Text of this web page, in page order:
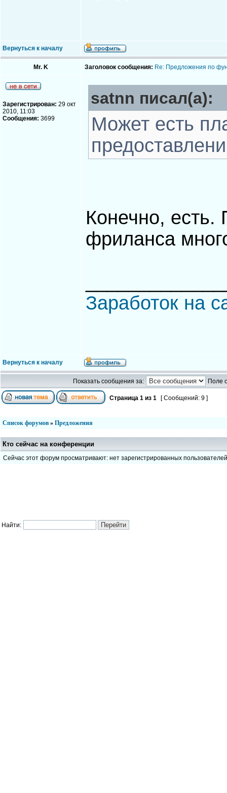
Вернуться к началу
Mr. K Заголовок сообщения: Re: Предложения по
Зарегистрирован: 29 окт
2010, 11:03
Сообщения: 3699
satnn писал(а):
Может есть
Конечно, есть.
фриланса
Заработок на
Вернуться к началу
Показать сообщения за: Поле
Страница 1 из 1 [ Сообщений: 9 ]
Список форумов » Предложения
Кто сейчас на конференции
Сейчас этот форум просматривают: нет зарегистрированных пользователей
Найти: